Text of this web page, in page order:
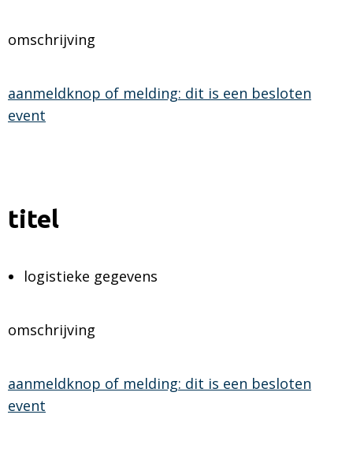
omschrijving
aanmeldknop of melding: dit is een besloten
event
titel
logistieke gegevens
omschrijving
aanmeldknop of melding: dit is een besloten
event